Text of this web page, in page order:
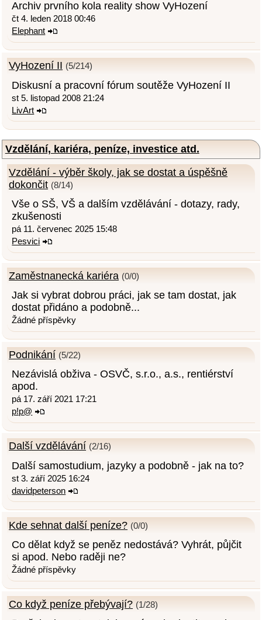
Archiv prvního kola reality show VyHození
čt 4. leden 2018 00:46
Elephant
VyHození II (5/214)
Diskusní a pracovní fórum soutěže VyHození II
st 5. listopad 2008 21:24
LivArt
Vzdělání, kariéra, peníze, investice atd.
Vzdělání - výběr školy, jak se dostat a úspěšně
dokončit (8/14)
Vše o SŠ, VŠ a dalším vzdělávání - dotazy, rady,
zkušenosti
pá 11. červenec 2025 15:48
Pesvici
Zaměstnanecká kariéra (0/0)
Jak si vybrat dobrou práci, jak se tam dostat, jak
dostat přidáno a podobně...
Žádné příspěvky
Podnikání (5/22)
Nezávislá obživa - OSVČ, s.r.o., a.s., rentiérství
apod.
pá 17. září 2021 17:21
p!p@
Další vzdělávání (2/16)
Další samostudium, jazyky a podobně - jak na to?
st 3. září 2025 16:24
davidpeterson
Kde sehnat další peníze? (0/0)
Co dělat když se peněz nedostává? Vyhrát, půjčit
si apod. Nebo raději ne?
Žádné příspěvky
Co když peníze přebývají? (1/28)